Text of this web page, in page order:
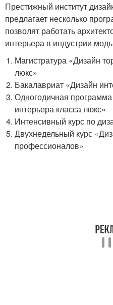
Престижный институт
предлагает несколько
позволят работать
интерьера в индустрии
Магистратура «Дизайн
люкс»
Бакалавриат «Дизайн
Одногодичная
интерьера класса люкс»
Интенсивный курс по
Двухнедельный курс
профессионалов»